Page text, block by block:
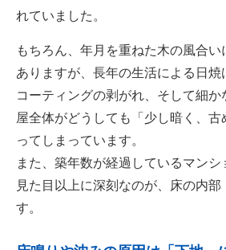
れていました。
もちろん、年月を重ねた木の風合
ありますが、長年の生活による日
コーティングの剥がれ、そして細
屋全体がどうしても「少し暗く、
ってしまっています。
また、築年数が経過しているマン
見た目以上に深刻なのが、床の内
す。